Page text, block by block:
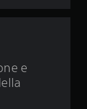
u
e